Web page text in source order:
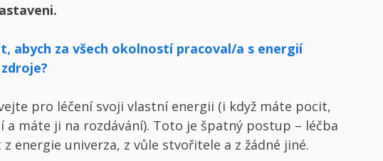
abych za všech okolností pracoval/a s energií
pro léčení svoji vlastní energii (i když máte pocit,
a máte ji na rozdávání). Toto je špatný postup – léčba
z energie univerza, z vůle stvořitele a z žádné jiné.